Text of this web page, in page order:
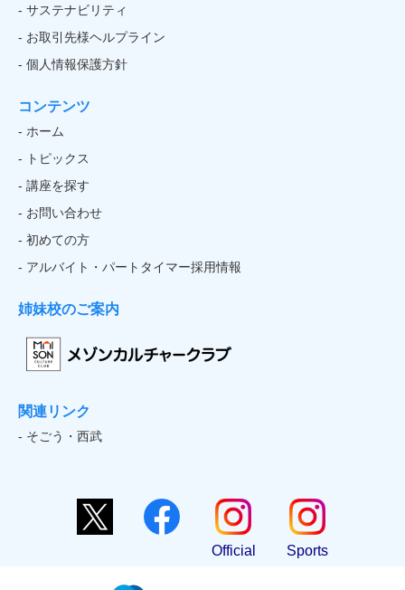
- サステナビリティ
- お取引先様ヘルプライン
- 個人情報保護方針
コンテンツ
- ホーム
- トピックス
- 講座を探す
- お問い合わせ
- 初めての方
- アルバイト・パートタイマー採用情報
姉妹校のご案内
関連リンク
- そごう・西武
Official Sports